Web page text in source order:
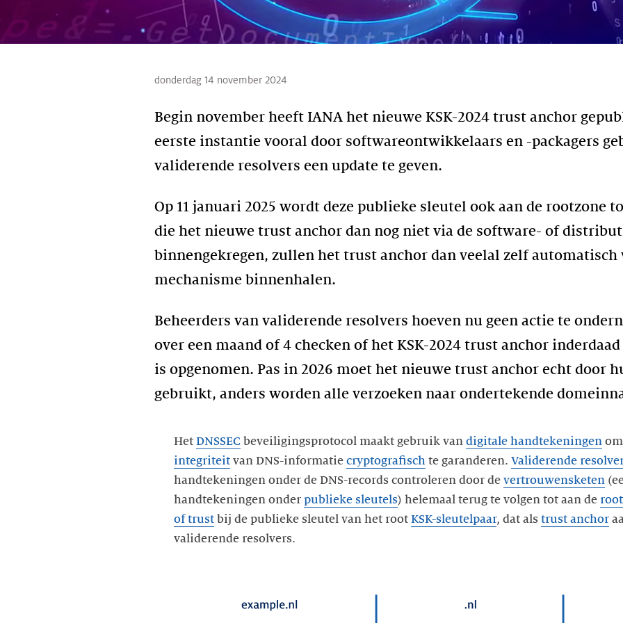
donderdag 14 november 2024
Begin november heeft IANA het nieuwe KSK-2024 trust anchor
eerste instantie vooral door softwareontwikkelaars en -packagers
validerende resolvers een update te geven.
Op 11 januari 2025 wordt deze publieke sleutel ook aan de rootzone
die het nieuwe trust anchor dan nog niet via de software- of
binnengekregen, zullen het trust anchor dan veelal zelf automatisch
mechanisme binnenhalen.
Beheerders van validerende resolvers hoeven nu geen actie te
over een maand of 4 checken of het KSK-2024 trust anchor
is opgenomen. Pas in 2026 moet het nieuwe trust anchor echt door
gebruikt, anders worden alle verzoeken naar ondertekende
Het DNSSEC beveiligingsprotocol maakt gebruik van digitale handtekeningen
integriteit van DNS-informatie cryptografisch te garanderen. Validerende
handtekeningen onder de DNS-records controleren door de vertrouwensketen
handtekeningen onder publieke sleutels) helemaal terug te volgen tot aan de root
of trust bij de publieke sleutel van het root KSK-sleutelpaar, dat als trust anchor
validerende resolvers.